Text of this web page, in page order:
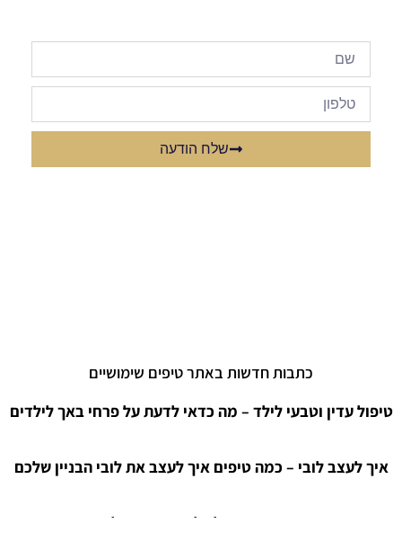
שלח הודעה
כתבות חדשות באתר טיפים שימושיים
טיפול עדין וטבעי לילד – מה כדאי לדעת על פרחי באך לילדים
איך לעצב לובי – כמה טיפים איך לעצב את לובי הבניין שלכם
חושפים את היופי של כל מה שקשור ליודאיקה